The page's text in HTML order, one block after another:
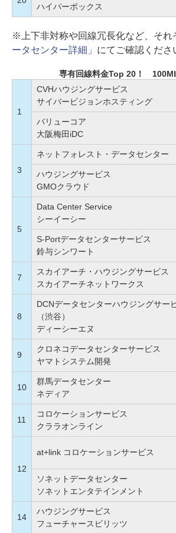
ハイパーボックス
※上下非対称や回線冗長化など、それ
ータセンター詳細」 にてご確認くださ
専有回線料金Top 20！
1
CVHハウジングサービス
サイバービジョンホスティング
バリューコア
大阪梅田iDC
3
ネットフォレスト・データセンター
ハウジングサービス
GMOクラウド
5
Data Center Service
シーイーシー
S-Portデータセンターサービス
鈴与シンワート
7
スカイアーチ・ハウジングサービス
スカイアーチネットワークス
8
DCNデータセンターハウジングサー
（渋谷）
ディーシーエヌ
9
クロネコデータセンターサービス
ヤマトシステム開発
10
群馬データセンター
ネディア
11
コロケーションサービス
クララオンライン
12
at+link コロケーションサービス
ソネットデータセンター
ソネットエンタテインメント
14
ハウジングサービス
フューチャースピリッツ